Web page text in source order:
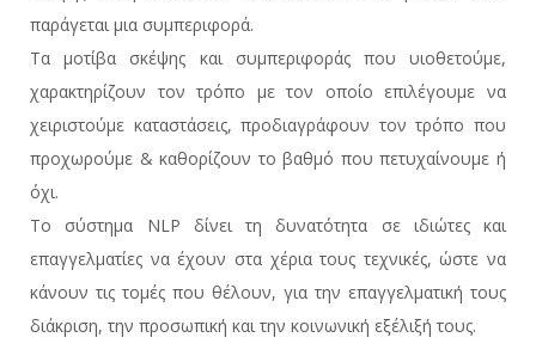
παράγεται μια συμπεριφορά.
Τα μοτίβα σκέψης και συμπεριφοράς που υιοθετούμε,
χαρακτηρίζουν τον τρόπο με τον οποίο επιλέγουμε να
χειριστούμε καταστάσεις, προδιαγράφουν τον τρόπο που
προχωρούμε & καθορίζουν το βαθμό που πετυχαίνουμε ή
όχι.
Το σύστημα NLP δίνει τη δυνατότητα σε ιδιώτες και
επαγγελματίες να έχουν στα χέρια τους τεχνικές, ώστε να
κάνουν τις τομές που θέλουν, για την επαγγελματική τους
διάκριση, την προσωπική και την κοινωνική εξέλιξή τους.